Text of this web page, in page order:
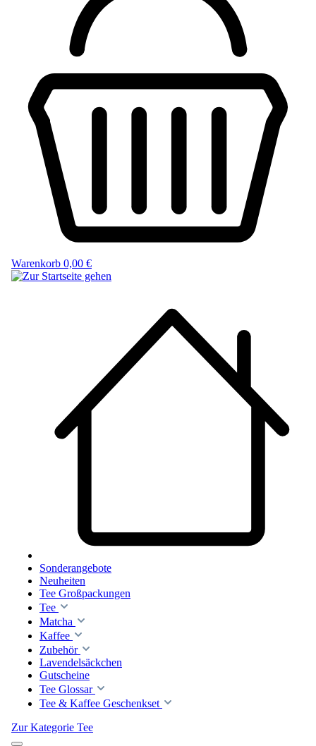
Warenkorb 0,00 €
Sonderangebote
Neuheiten
Tee Großpackungen
Tee
Matcha
Kaffee
Zubehör
Lavendelsäckchen
Gutscheine
Tee Glossar
Tee & Kaffee Geschenkset
Zur Kategorie Tee